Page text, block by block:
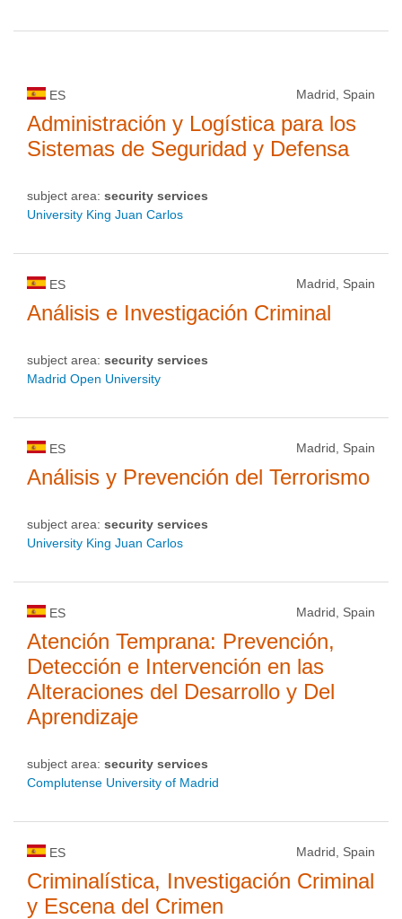
ES Madrid, Spain
Administración y Logística para los
Sistemas de Seguridad y Defensa
subject area: security services
University King Juan Carlos
ES Madrid, Spain
Análisis e Investigación Criminal
subject area: security services
Madrid Open University
ES Madrid, Spain
Análisis y Prevención del Terrorismo
subject area: security services
University King Juan Carlos
ES Madrid, Spain
Atención Temprana: Prevención,
Detección e Intervención en las
Alteraciones del Desarrollo y Del
Aprendizaje
subject area: security services
Complutense University of Madrid
ES Madrid, Spain
Criminalística, Investigación Criminal
y Escena del Crimen